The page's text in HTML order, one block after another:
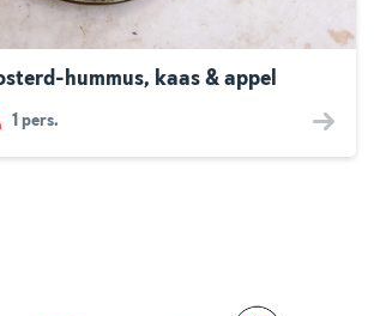
hummus, kaas & appel
1 pers.